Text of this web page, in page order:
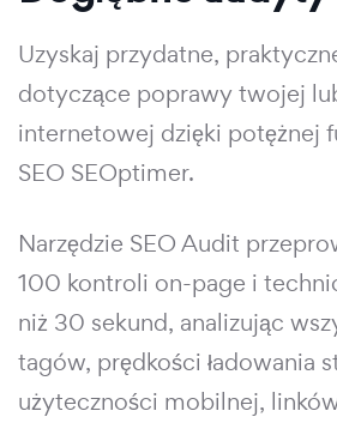
Uzyskaj przydatne,
dotyczące poprawy twojej
internetowej dzięki potężnej
SEO SEOptimer.
Narzędzie SEO Audit
100 kontroli on-page i
niż 30 sekund, analizując
tagów, prędkości ładowania
użyteczności mobilnej,